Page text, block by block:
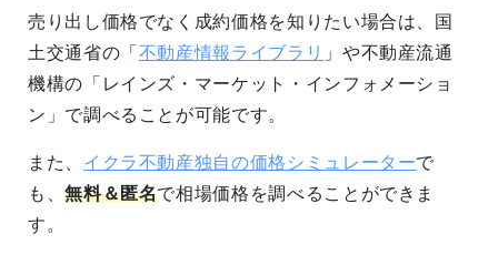
売り出し価格でなく成約価格を知りたい場合は、国
土交通省の「 不動産情報ライブラリ 」や不動産流通
機構の「レインズ・マーケット・インフォメーショ
ン」で調べることが可能です。
また、 イクラ不動産独自の価格シミュレーターで
も、無料＆匿名で相場価格を調べることができま
す。